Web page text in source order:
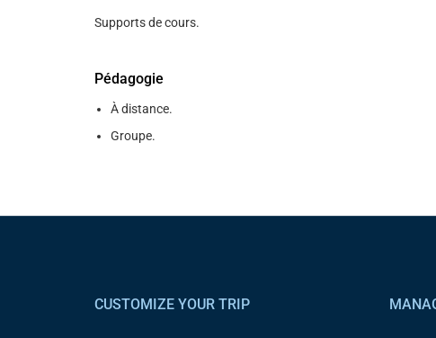
Supports de cours.
Pédagogie
À distance.
Groupe.
CUSTOMIZE YOUR TRIP